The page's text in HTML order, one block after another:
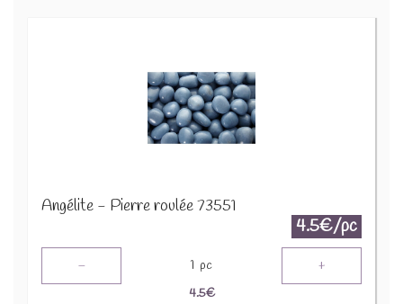
Angélite - Pierre roulée 73551
4.5€/pc
- 1 pc +
4.5€